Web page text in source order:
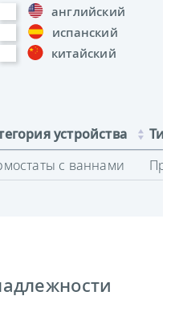
английский
испанский
китайский
устройства
с ваннами